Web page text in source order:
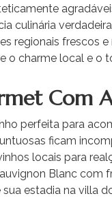
culinária
regionais frescos
o charme local e o
Com
perfeita para
ficam
locais para
Blanc com
estadia na villa